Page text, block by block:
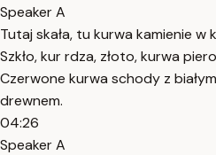
Speaker A
Tutaj skała, tu kurwa kamienie w
Szkło, kur rdza, złoto, kurwa
Czerwone kurwa schody z
drewnem.
04:26
Speaker A